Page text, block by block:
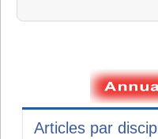
Articles par